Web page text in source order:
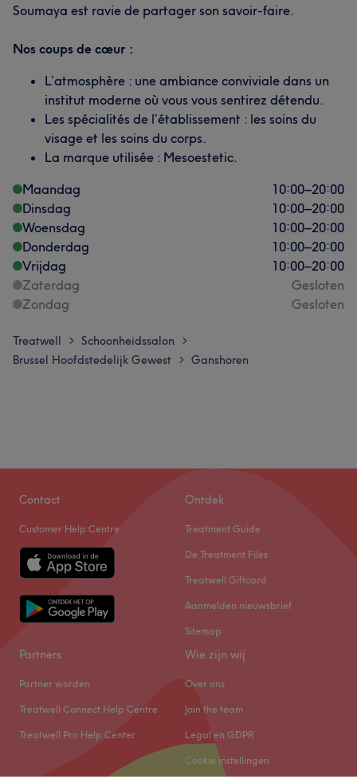
Soumaya est ravie de partager son savoir-faire.
Nos coups de cœur :
L’atmosphère : une ambiance conviviale dans un
institut moderne où vous vous sentirez détendu.
Les spécialités de l’établissement : les soins du
visage et les soins du corps.
La marque utilisée : Mesoestetic.
Maandag
10:00–20:00
Dinsdag
10:00–20:00
Woensdag
10:00–20:00
Donderdag
10:00–20:00
Vrijdag
10:00–20:00
Zaterdag
Gesloten
Zondag
Gesloten
Treatwell > Schoonheidssalon >
Brussel Hoofdstedelijk Gewest > Ganshoren
Contact
Customer Help Centre
Ontdek
Treatment Guide
De Treatment Files
Treatwell Giftcard
Aanmelden nieuwsbrief
Sitemap
Partners
Partner worden
Treatwell Connect Help Centre
Treatwell Pro Help Center
Wie zijn wij
Over ons
Join the team
Legal en GDPR
Cookie instellingen